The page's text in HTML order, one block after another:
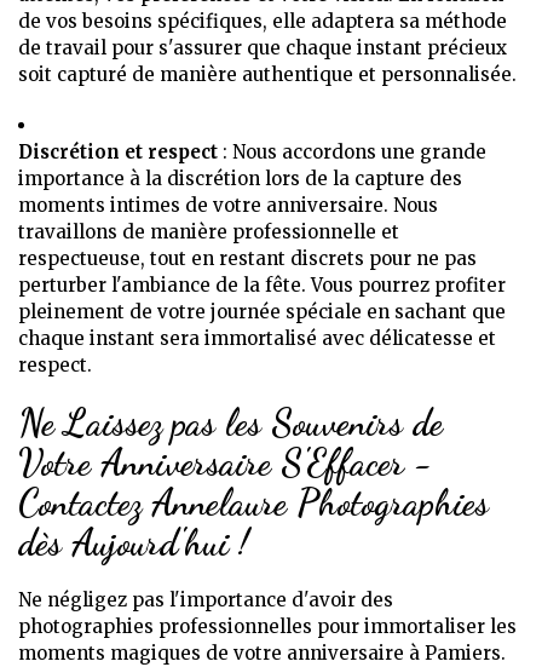
de vos besoins spécifiques, elle adaptera sa méthode
de travail pour s'assurer que chaque instant précieux
soit capturé de manière authentique et personnalisée.
Discrétion et respect : Nous accordons une grande
importance à la discrétion lors de la capture des
moments intimes de votre anniversaire. Nous
travaillons de manière professionnelle et
respectueuse, tout en restant discrets pour ne pas
perturber l'ambiance de la fête. Vous pourrez profiter
pleinement de votre journée spéciale en sachant que
chaque instant sera immortalisé avec délicatesse et
respect.
Ne Laissez pas les Souvenirs de
Votre Anniversaire S'Effacer -
Contactez Annelaure Photographies
dès Aujourd'hui !
Ne négligez pas l'importance d'avoir des
photographies professionnelles pour immortaliser les
moments magiques de votre anniversaire à Pamiers.